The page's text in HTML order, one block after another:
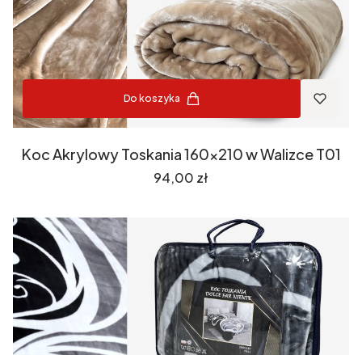
Do koszyka
Koc Akrylowy Toskania 160x210 w Walizce T01
Cena
94,00 zł